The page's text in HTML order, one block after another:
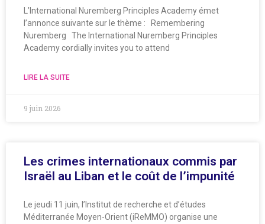
L’International Nuremberg Principles Academy émet
l’annonce suivante sur le thème : Remembering
Nuremberg The International Nuremberg Principles
Academy cordially invites you to attend
LIRE LA SUITE
9 juin 2026
Les crimes internationaux commis par
Israël au Liban et le coût de l’impunité
Le jeudi 11 juin, l’Institut de recherche et d’études
Méditerranée Moyen-Orient (iReMMO) organise une